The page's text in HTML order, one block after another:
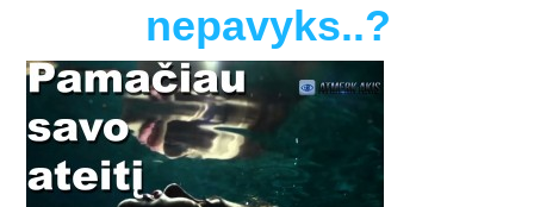
nepavyks..?